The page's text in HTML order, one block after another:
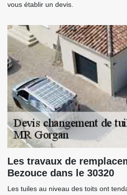
vous établir un devis.
Les travaux de
Bezouce dans le 30320
Les tuiles au niveau des toits ont